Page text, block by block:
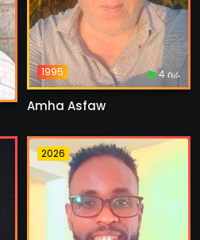
1995 4 ስራ
Amha Asfaw
2026